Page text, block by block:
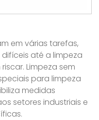
em várias tarefas,
até a limpeza
Limpeza sem
para limpeza
medidas
setores industriais e